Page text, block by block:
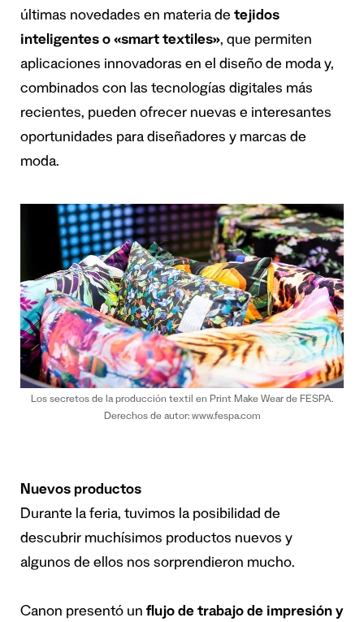
últimas novedades en materia de tejidos
inteligentes o «smart textiles», que permiten
aplicaciones innovadoras en el diseño de moda y,
combinados con las tecnologías digitales más
recientes, pueden ofrecer nuevas e interesantes
oportunidades para diseñadores y marcas de
moda.
Los secretos de la producción textil en Print Make Wear de FESPA.
Derechos de autor: www.fespa.com
Nuevos productos
Durante la feria, tuvimos la posibilidad de
descubrir muchísimos productos nuevos y
algunos de ellos nos sorprendieron mucho.
Canon presentó un flujo de trabajo de impresión y